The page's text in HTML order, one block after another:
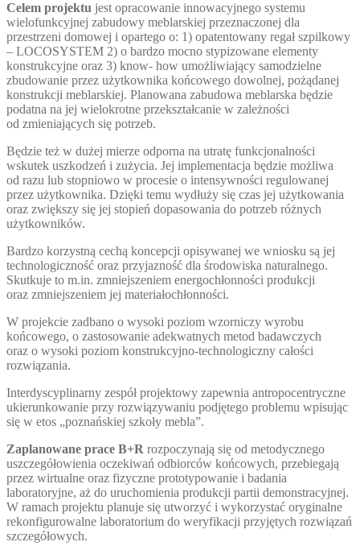
Celem projektu jest opracowanie innowacyjnego systemu
wielofunkcyjnej zabudowy meblarskiej przeznaczonej dla
przestrzeni domowej i opartego o: 1) opatentowany regał szpilkowy
– LOCOSYSTEM 2) o bardzo mocno stypizowane elementy
konstrukcyjne oraz 3) know- how umożliwiający samodzielne
zbudowanie przez użytkownika końcowego dowolnej, pożądanej
konstrukcji meblarskiej. Planowana zabudowa meblarska będzie
podatna na jej wielokrotne przekształcanie w zależności
od zmieniających się potrzeb.
Będzie też w dużej mierze odporna na utratę funkcjonalności
wskutek uszkodzeń i zużycia. Jej implementacja będzie możliwa
od razu lub stopniowo w procesie o intensywności regulowanej
przez użytkownika. Dzięki temu wydłuży się czas jej użytkowania
oraz zwiększy się jej stopień dopasowania do potrzeb różnych
użytkowników.
Bardzo korzystną cechą koncepcji opisywanej we wniosku są jej
technologiczność oraz przyjazność dla środowiska naturalnego.
Skutkuje to m.in. zmniejszeniem energochłonności produkcji
oraz zmniejszeniem jej materiałochłonności.
W projekcie zadbano o wysoki poziom wzorniczy wyrobu
końcowego, o zastosowanie adekwatnych metod badawczych
oraz o wysoki poziom konstrukcyjno-technologiczny całości
rozwiązania.
Interdyscyplinarny zespół projektowy zapewnia antropocentryczne
ukierunkowanie przy rozwiązywaniu podjętego problemu wpisując
się w etos „poznańskiej szkoły mebla”.
Zaplanowane prace B+R rozpoczynają się od metodycznego
uszczegółowienia oczekiwań odbiorców końcowych, przebiegają
przez wirtualne oraz fizyczne prototypowanie i badania
laboratoryjne, aż do uruchomienia produkcji partii demonstracyjnej.
W ramach projektu planuje się utworzyć i wykorzystać oryginalne
rekonfigurowalne laboratorium do weryfikacji przyjętych rozwiązań
szczegółowych.